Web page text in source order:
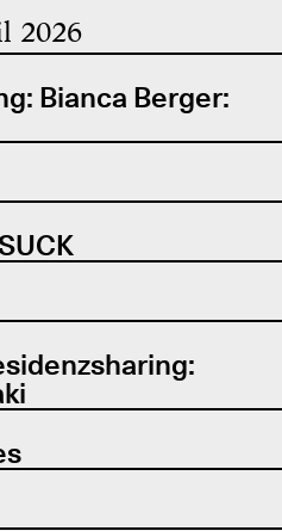
2026
Bianca Berger: